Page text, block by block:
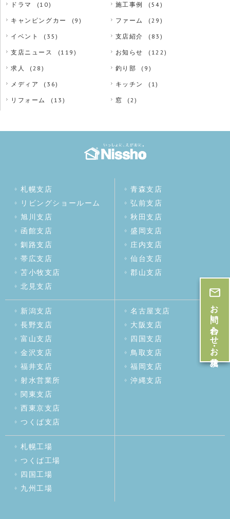
ドラマ (10) 施工事例 (54)
キャンピングカー (9) ファーム (29)
イベント (35) 支店紹介 (83)
支店ニュース (119) お知らせ (122)
求人 (28) 釣り部 (9)
メディア (36) キッチン (1)
リフォーム (13) 窓 (2)
札幌支店
リビングショールーム
旭川支店
函館支店
釧路支店
帯広支店
苫小牧支店
北見支店
青森支店
弘前支店
秋田支店
盛岡支店
庄内支店
仙台支店
郡山支店
新潟支店
長野支店
富山支店
金沢支店
福井支店
射水営業所
関東支店
西東京支店
つくば支店
名古屋支店
大阪支店
四国支店
鳥取支店
福岡支店
沖縄支店
札幌工場
つくば工場
四国工場
九州工場
お問い合わせ・お見積